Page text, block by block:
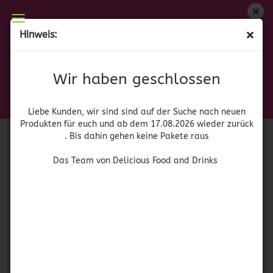
Hinweis:
Wir haben geschlossen
Liebe Kunden, wir sind sind auf der Suche nach neuen
Produkten für euch und ab dem 17.08.2026 wieder zurück
. Bis dahin gehen keine Pakete raus
Das Team von Delicious Food and Drinks
Wir haben geschlossen
zurück. Bis dahin gehen keine Pakete raus
Das Team von Delicious Food and Drinks